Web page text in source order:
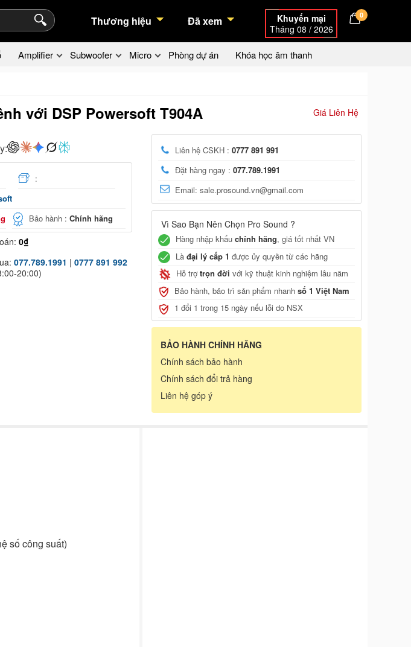
Thương hiệu Đã xem
Khuyến mại
Tháng 08 / 2026
0
Amplifier Subwoofer Micro Phòng dự án Khóa học âm thanh
với DSP Powersoft T904A Giá Liên Hệ
:
Bảo hành :Chính hãng
0₫
077.789.1991 | 0777 891 992
20:00)
Liên hệ CSKH : 0777 891 991
Đặt hàng ngay : 077.789.1991
Email: sale.prosound.vn@gmail.com
Vì Sao Bạn Nên Chọn Pro Sound ?
Hàng nhập khẩu chính hãng, giá tốt nhất VN
Là đại lý cấp 1 được ủy quyền từ các hãng
Hỗ trợtrọn đời với kỹ thuật kinh nghiệm lâu năm
Bảo hành, bảo trì sản phẩm nhanh số 1 Việt Nam
1 đổi 1 trong 15 ngày nếu lỗi do NSX
BẢO HÀNH CHÍNH HÃNG
Chính sách bảo hành
Chính sách đổi trả hàng
Liên hệ góp ý
số công suất)